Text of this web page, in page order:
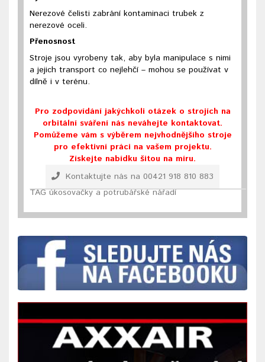
Nerezové čelisti zabrání kontaminaci trubek z
nerezové oceli.
Přenosnost
Stroje jsou vyrobeny tak, aby byla manipulace s nimi
a jejich transport co nejlehčí – mohou se používat v
dílně i v terénu.
Pro zodpovídání jakýchkoli otázek o strojích na
orbitální sváření nás neváhejte kontaktovat.
Pomůžeme vám s výběrem nejvhodnějšího stroje
pro efektivní práci na vašem projektu.
Získejte nabídku šitou na míru.
Kontaktujte nás na 00421 918 810 883
TAG úkosovačky a potrubářské nářadí